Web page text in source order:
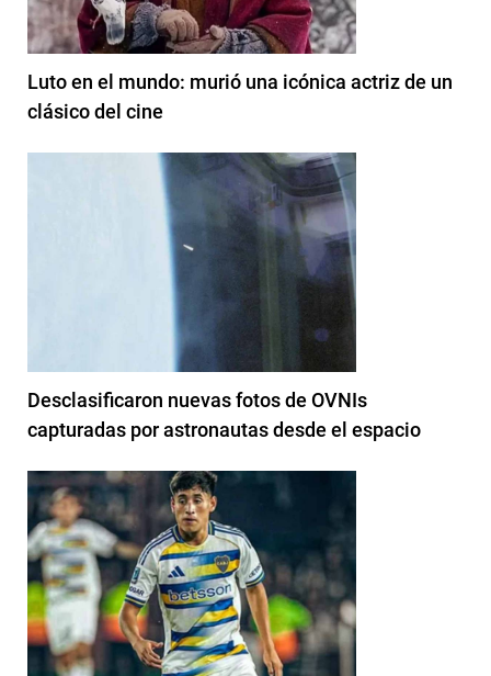
Luto en el mundo: murió una icónica actriz de un
clásico del cine
Desclasificaron nuevas fotos de OVNIs
capturadas por astronautas desde el espacio